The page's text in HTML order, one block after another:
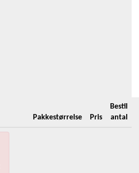
Pakkestørrelse Pris
Bestil
antal